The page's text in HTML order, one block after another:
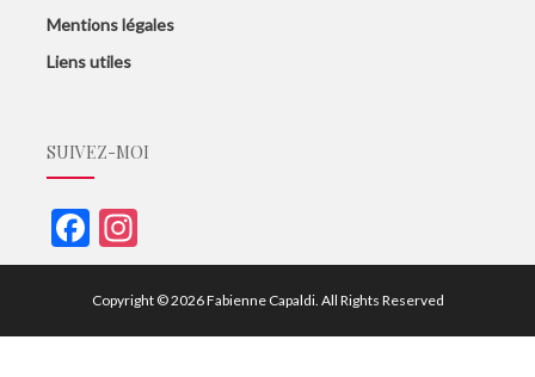
Mentions légales
Liens utiles
SUIVEZ-MOI
F
ac
e
b
st
a
gr
Copyright © 2026Fabienne Capaldi. All Rights Reserved